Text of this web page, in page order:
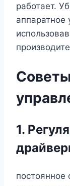
работает.
аппаратное
1.
постоянное